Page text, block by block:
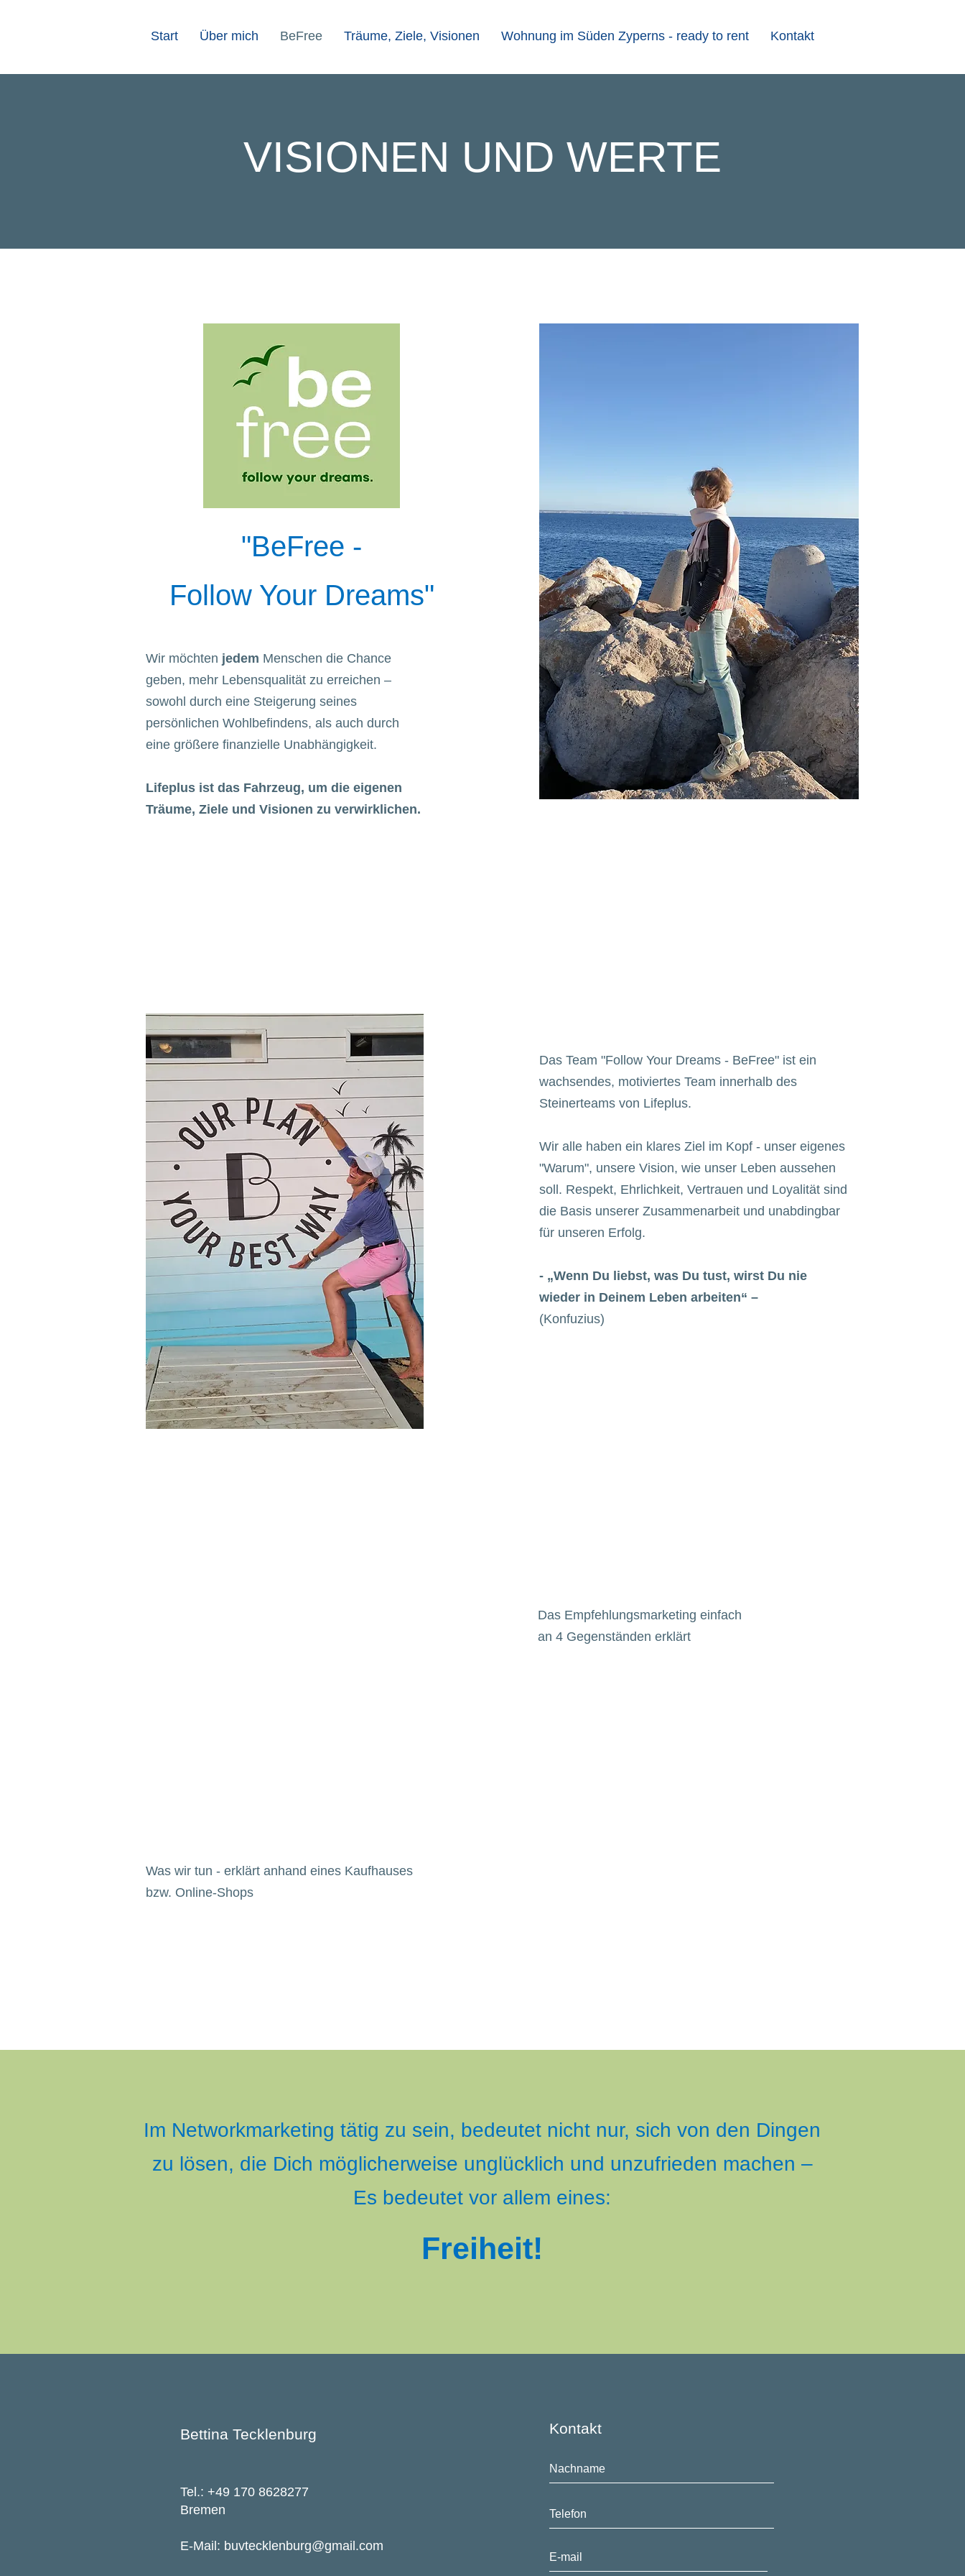
Start Über mich BeFree Träume, Ziele, Visionen Wohnung im Süden Zyperns - ready to rent Kontakt
VISIONEN UND WERTE
"BeFree -
Follow Your Dreams"
Wir möchten jedem Menschen die Chance
geben, mehr Lebensqualität zu erreichen –
sowohl durch eine Steigerung seines
persönlichen Wohlbefindens, als auch durch
eine größere finanzielle Unabhängigkeit.
Lifeplus ist das Fahrzeug, um die eigenen
Träume, Ziele und Visionen zu verwirklichen.
Das Team "Follow Your Dreams - BeFree" ist ein
wachsendes, motiviertes Team innerhalb des
Steinerteams von Lifeplus.
Wir alle haben ein klares Ziel im Kopf - unser eigenes
"Warum", unsere Vision, wie unser Leben aussehen
soll. Respekt, Ehrlichkeit, Vertrauen und Loyalität sind
die Basis unserer Zusammenarbeit und unabdingbar
für unseren Erfolg.
- „Wenn Du liebst, was Du tust, wirst Du nie
wieder in Deinem Leben arbeiten“ –
(Konfuzius)
Das Empfehlungsmarketing einfach
an 4 Gegenständen erklärt
Was wir tun - erklärt anhand eines Kaufhauses
bzw. Online-Shops
Im Networkmarketing tätig zu sein, bedeutet nicht nur, sich von den Dingen
zu lösen, die Dich möglicherweise unglücklich und unzufrieden machen –
Es bedeutet vor allem eines:
Freiheit!
Bettina Tecklenburg
Tel.: +49 170 8628277
Bremen
E-Mail: buvtecklenburg@gmail.com
Kontakt